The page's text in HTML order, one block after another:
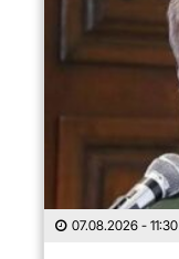
07.08.2026 - 11:30